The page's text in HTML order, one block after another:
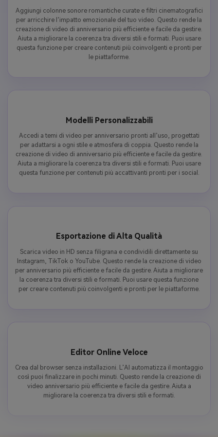
Aggiungi colonne sonore romantiche curate e filtri cinematografici
per arricchire l’impatto emozionale del tuo video. Questo rende la
creazione di video di anniversario più efficiente e facile da gestire.
Aiuta a migliorare la coerenza tra diversi stili e formati. Puoi usare
questa funzione per creare contenuti più coinvolgenti e pronti per
le piattaforme.
Modelli Personalizzabili
Accedi a temi di video per anniversario pronti all’uso, progettati
per adattarsi a ogni stile e atmosfera di coppia. Questo rende la
creazione di video di anniversario più efficiente e facile da gestire.
Aiuta a migliorare la coerenza tra diversi stili e formati. Puoi usare
questa funzione per contenuti più accattivanti pronti per i social.
Esportazione di Alta Qualità
Scarica video in HD senza filigrana e condividili direttamente su
Instagram, TikTok o YouTube. Questo rende la creazione di video
per anniversario più efficiente e facile da gestire. Aiuta a migliorare
la coerenza tra diversi stili e formati. Puoi usare questa funzione
per creare contenuti più coinvolgenti e pronti per le piattaforme.
Editor Online Veloce
Crea dal browser senza installazioni. L’AI automatizza il montaggio
così puoi finalizzare in pochi minuti. Questo rende la creazione di
video anniversario più efficiente e facile da gestire. Aiuta a
migliorare la coerenza tra diversi stili e formati.